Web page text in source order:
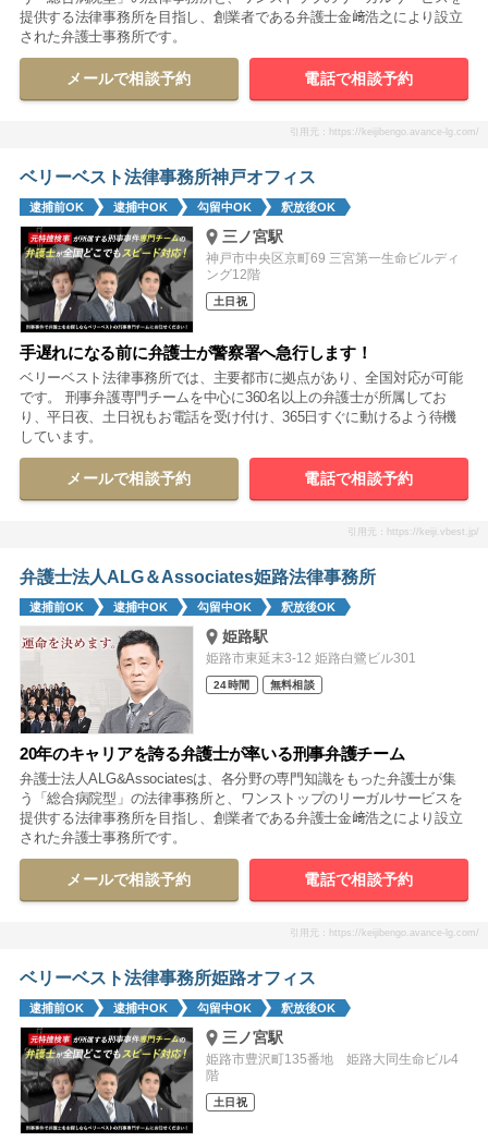
提供する法律事務所を目指し、創業者である弁護士金﨑浩之により設立
された弁護士事務所です。
メールで相談予約 電話で相談予約
引用元：https://keijibengo.avance-lg.com/
ベリーベスト法律事務所神戸オフィス
逮捕前OK 逮捕中OK 勾留中OK 釈放後OK
三ノ宮駅
神戸市中央区京町69 三宮第一生命ビルディ
ング12階
土日祝
手遅れになる前に弁護士が警察署へ急行します！
ベリーベスト法律事務所では、主要都市に拠点があり、全国対応が可能
です。 刑事弁護専門チームを中心に360名以上の弁護士が所属してお
り、平日夜、土日祝もお電話を受け付け、365日すぐに動けるよう待機
しています。
メールで相談予約 電話で相談予約
引用元：https://keiji.vbest.jp/
弁護士法人ALG＆Associates姫路法律事務所
逮捕前OK 逮捕中OK 勾留中OK 釈放後OK
姫路駅
姫路市東延末3-12 姫路白鷺ビル301
24時間 無料相談
20年のキャリアを誇る弁護士が率いる刑事弁護チーム
弁護士法人ALG&Associatesは、各分野の専門知識をもった弁護士が集
う「総合病院型」の法律事務所と、ワンストップのリーガルサービスを
提供する法律事務所を目指し、創業者である弁護士金﨑浩之により設立
された弁護士事務所です。
メールで相談予約 電話で相談予約
引用元：https://keijibengo.avance-lg.com/
ベリーベスト法律事務所姫路オフィス
逮捕前OK 逮捕中OK 勾留中OK 釈放後OK
三ノ宮駅
姫路市豊沢町135番地 姫路大同生命ビル4
階
土日祝